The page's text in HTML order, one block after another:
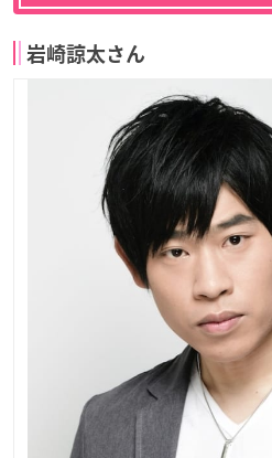
岩崎諒太さん